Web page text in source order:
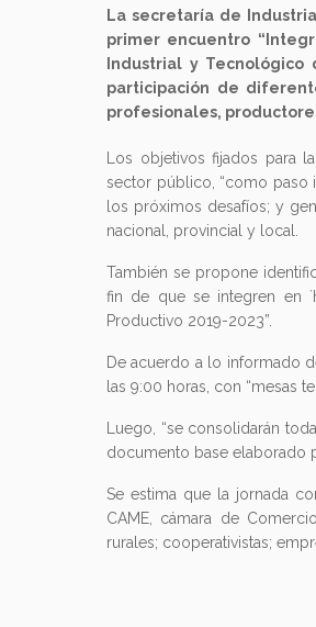
La secretaría de
primer encuentro
Industrial y Tecnológico
participación de
profesionales,
Los objetivos fijados para
sector público, “como paso
los próximos desafíos; y
nacional, provincial y local.
También se propone
fin de que se integren en
Productivo 2019-2023”.
De acuerdo a lo informado
las 9:00 horas, con “mesas
Luego, “se consolidarán
documento base elaborado
Se estima que la jornada
CAME, cámara de
rurales; cooperativistas;